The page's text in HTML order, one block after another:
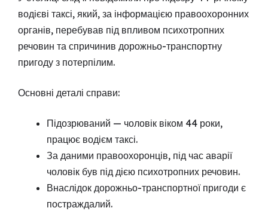
водієві таксі, який, за інформацією правоохоронних
органів, перебував під впливом психотропних
речовин та спричинив дорожньо-транспортну
пригоду з потерпілим.
Основні деталі справи:
Підозрюваний — чоловік віком 44 роки,
працює водієм таксі.
За даними правоохоронців, під час аварії
чоловік був під дією психотропних речовин.
Внаслідок дорожньо-транспортної пригоди є
постраждалий.